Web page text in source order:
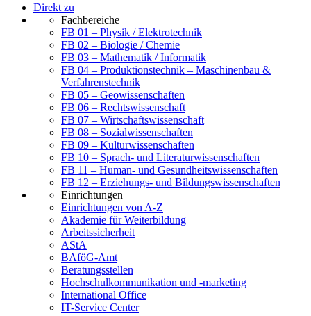
Direkt zu
Fachbereiche
FB 01 – Physik / Elektrotechnik
FB 02 – Biologie / Chemie
FB 03 – Mathematik / Informatik
FB 04 – Produktionstechnik – Maschinenbau &
Verfahrenstechnik
FB 05 – Geowissenschaften
FB 06 – Rechtswissenschaft
FB 07 – Wirtschaftswissenschaft
FB 08 – Sozialwissenschaften
FB 09 – Kulturwissenschaften
FB 10 – Sprach- und Literaturwissenschaften
FB 11 – Human- und Gesundheitswissenschaften
FB 12 – Erziehungs- und Bildungswissenschaften
Einrichtungen
Einrichtungen von A-Z
Akademie für Weiterbildung
Arbeitssicherheit
AStA
BAföG-Amt
Beratungsstellen
Hochschulkommunikation und -marketing
International Office
IT-Service Center